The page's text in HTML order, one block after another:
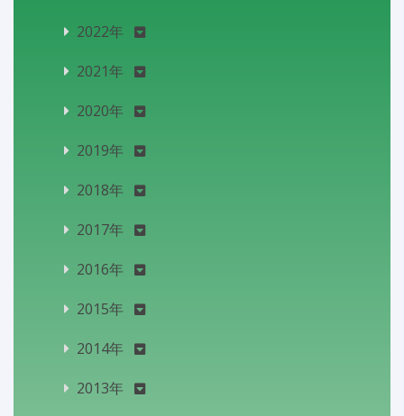
2022年
2021年
2020年
2019年
2018年
2017年
2016年
2015年
2014年
2013年